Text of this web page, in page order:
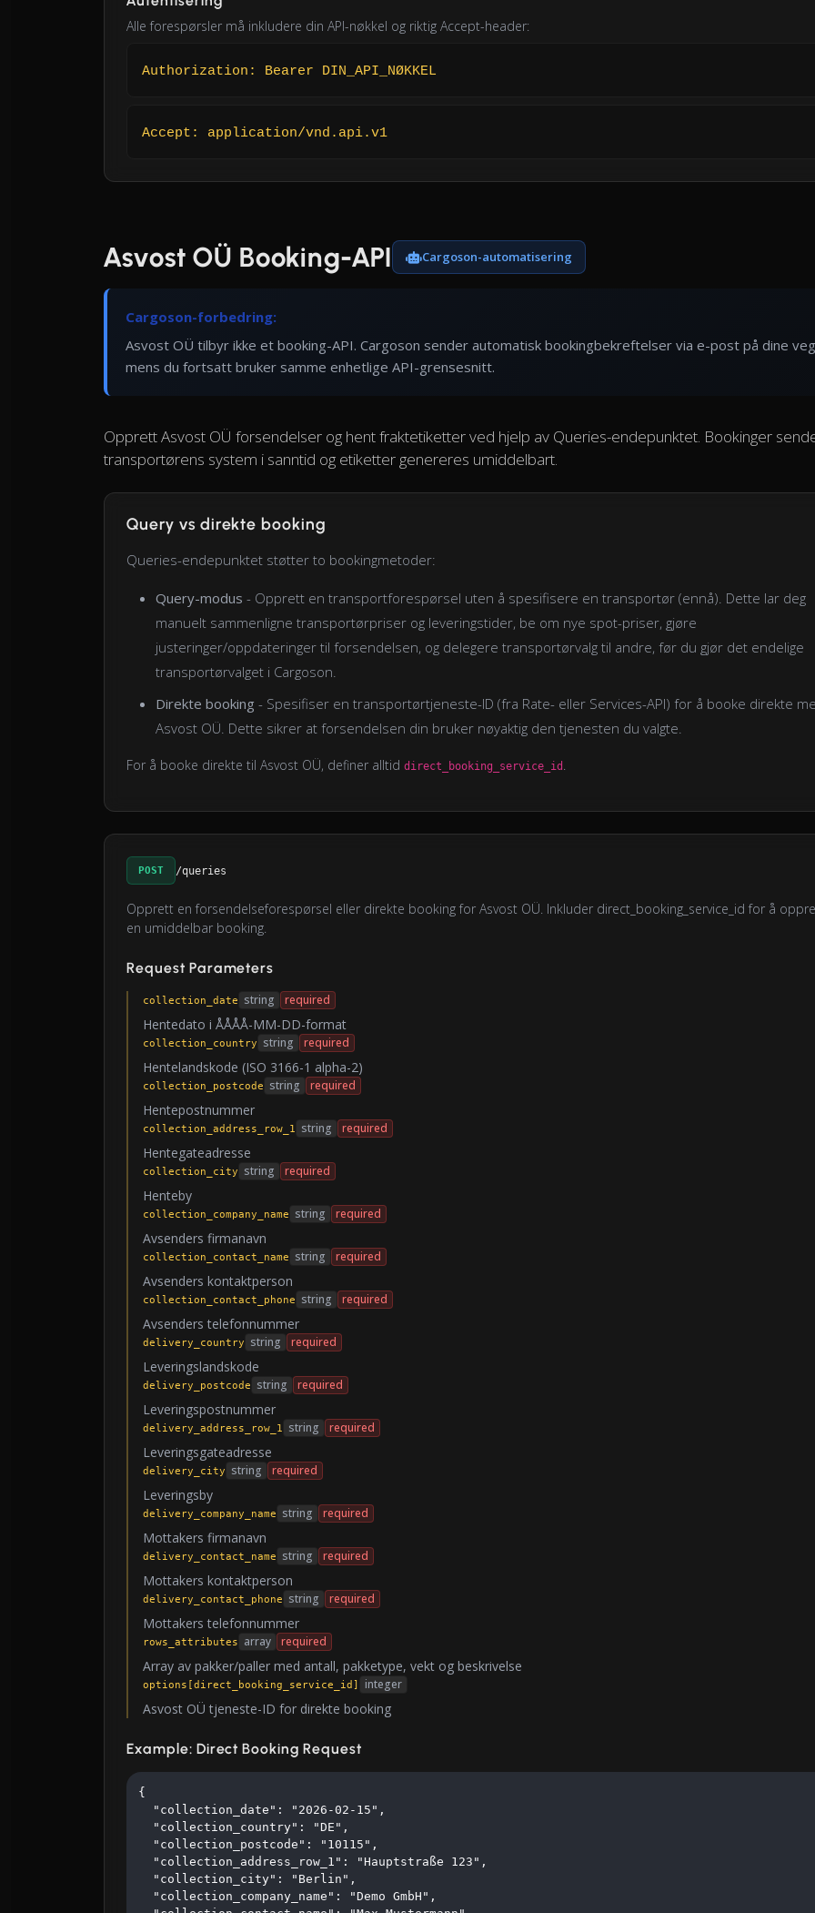
Alle forespørsler må inkludere din API-nøkkel og riktig Accept-header:
Authorization: Bearer DIN_API_NØKKEL
Accept: application/vnd.api.v1
Asvost OÜ Booking-API Cargoson-automatisering
Cargoson-forbedring:
Asvost OÜ tilbyr ikke et booking-API. Cargoson sender automatisk bookingbekreftelser via e-post på dine
mens du fortsatt bruker samme enhetlige API-grensesnitt.
Opprett Asvost OÜ forsendelser og hent fraktetiketter ved hjelp av Queries-endepunktet. Bookinger
transportørens system i sanntid og etiketter genereres umiddelbart.
Query vs direkte booking
Queries-endepunktet støtter to bookingmetoder:
Query-modus - Opprett en transportforespørsel uten å spesifisere en transportør (ennå). Dette lar deg
manuelt sammenligne transportørpriser og leveringstider, be om nye spot-priser, gjøre
justeringer/oppdateringer til forsendelsen, og delegere transportørvalg til andre, før du gjør det endelige
transportørvalget i Cargoson.
Direkte booking - Spesifiser en transportørtjeneste-ID (fra Rate- eller Services-API) for å booke direkte
Asvost OÜ. Dette sikrer at forsendelsen din bruker nøyaktig den tjenesten du valgte.
For å booke direkte til Asvost OÜ, definer alltid direct_booking_service_id .
POST /queries
Opprett en forsendelseforespørsel eller direkte booking for Asvost OÜ. Inkluder direct_booking_service_id for å
en umiddelbar booking.
Request Parameters
collection_date string required
Hentedato i ÅÅÅÅ-MM-DD-format
collection_country string required
Hentelandskode (ISO 3166-1 alpha-2)
collection_postcode string required
Hentepostnummer
collection_address_row_1 string required
Hentegateadresse
collection_city string required
Henteby
collection_company_name string required
Avsenders firmanavn
collection_contact_name string required
Avsenders kontaktperson
collection_contact_phone string required
Avsenders telefonnummer
delivery_country string required
Leveringslandskode
delivery_postcode string required
Leveringspostnummer
delivery_address_row_1 string required
Leveringsgateadresse
delivery_city string required
Leveringsby
delivery_company_name string required
Mottakers firmanavn
delivery_contact_name string required
Mottakers kontaktperson
delivery_contact_phone string required
Mottakers telefonnummer
rows_attributes array required
Array av pakker/paller med antall, pakketype, vekt og beskrivelse
options[direct_booking_service_id] integer
Asvost OÜ tjeneste-ID for direkte booking
Example: Direct Booking Request
{
  "collection_date": "2026-02-15",
  "collection_country": "DE",
  "collection_postcode": "10115",
  "collection_address_row_1": "Hauptstraße 123",
  "collection_city": "Berlin",
  "collection_company_name": "Demo GmbH",